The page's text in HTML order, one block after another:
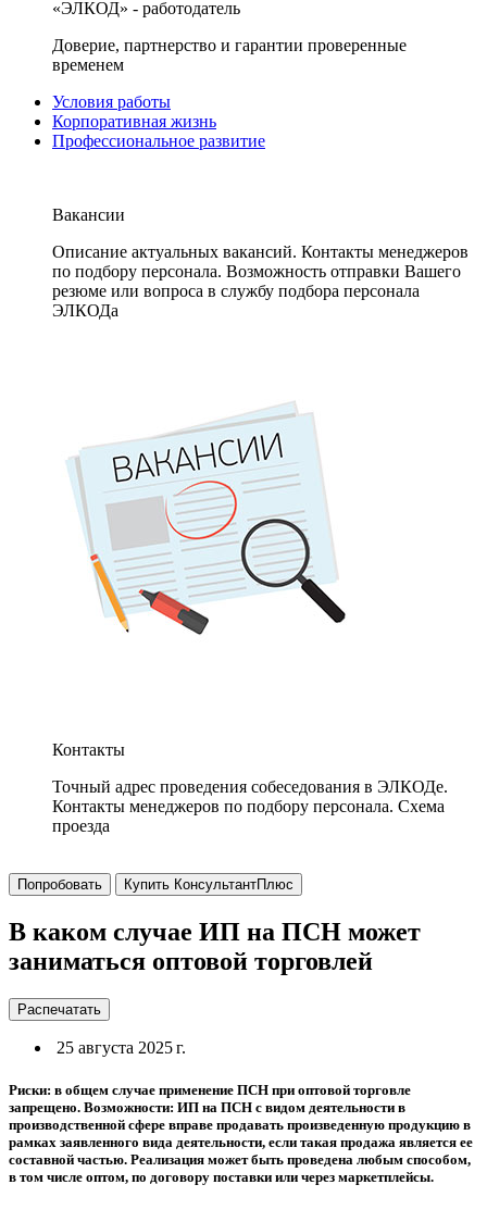
«ЭЛКОД» - работодатель
Доверие, партнерство и гарантии проверенные
временем
Условия работы
Корпоративная жизнь
Профессиональное развитие
Вакансии
Описание актуальных вакансий. Контакты менеджеров
по подбору персонала. Возможность отправки Вашего
резюме или вопроса в службу подбора персонала
ЭЛКОДа
Контакты
Точный адрес проведения собеседования в ЭЛКОДе.
Контакты менеджеров по подбору персонала. Схема
проезда
Попробовать Купить КонсультантПлюс
В каком случае ИП на ПСН может
заниматься оптовой торговлей
Распечатать
25 августа 2025 г.
Риски: в общем случае применение ПСН при оптовой торговле
запрещено. Возможности: ИП на ПСН с видом деятельности в
производственной сфере вправе продавать произведенную продукцию в
рамках заявленного вида деятельности, если такая продажа является ее
составной частью. Реализация может быть проведена любым способом,
в том числе оптом, по договору поставки или через маркетплейсы.